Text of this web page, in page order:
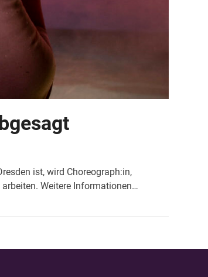
ist, wird Choreograph:in,
Weitere Informationen…